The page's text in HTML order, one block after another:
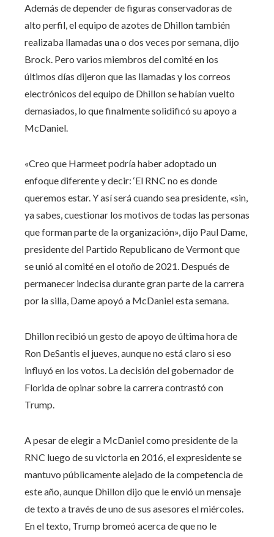
Además de depender de figuras conservadoras de
alto perfil, el equipo de azotes de Dhillon también
realizaba llamadas una o dos veces por semana, dijo
Brock. Pero varios miembros del comité en los
últimos días dijeron que las llamadas y los correos
electrónicos del equipo de Dhillon se habían vuelto
demasiados, lo que finalmente solidificó su apoyo a
McDaniel.
«Creo que Harmeet podría haber adoptado un
enfoque diferente y decir: ‘El RNC no es donde
queremos estar. Y así será cuando sea presidente, «sin,
ya sabes, cuestionar los motivos de todas las personas
que forman parte de la organización», dijo Paul Dame,
presidente del Partido Republicano de Vermont que
se unió al comité en el otoño de 2021. Después de
permanecer indecisa durante gran parte de la carrera
por la silla, Dame apoyó a McDaniel esta semana.
Dhillon recibió un gesto de apoyo de última hora de
Ron DeSantis el jueves, aunque no está claro si eso
influyó en los votos. La decisión del gobernador de
Florida de opinar sobre la carrera contrastó con
Trump.
A pesar de elegir a McDaniel como presidente de la
RNC luego de su victoria en 2016, el expresidente se
mantuvo públicamente alejado de la competencia de
este año, aunque Dhillon dijo que le envió un mensaje
de texto a través de uno de sus asesores el miércoles.
En el texto, Trump bromeó acerca de que no le